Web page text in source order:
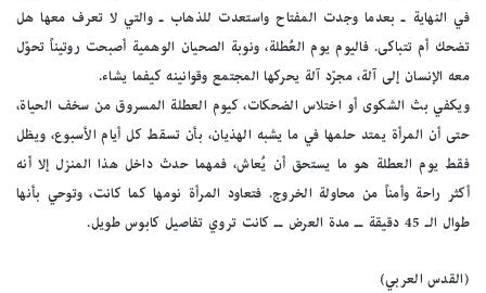
في النهاية ـ بعدما وجدت المفتاح واستعدت للذهاب ـ والتي لا تعرف معها هل
تضحك أم تتباكى. فاليوم يوم العُطلة، ونوبة الصحيان الوهمية أصبحت روتيناً تحوّل
معه الإنسان إلى آلة، مجرّد آلة يحركها المجتمع وقوانينه كيفما يشاء.
ويكفي بث الشكوى أو اختلاس الضحكات، كيوم العطلة المسروق من سخف الحياة،
حتى أن المرأة يمتد حلمها في ما يشبه الهذيان، بأن تسقط كل أيام الأسبوع، ويظل
فقط يوم العطلة هو ما يستحق أن يُعاش، فمهما حدث داخل هذا المنزل إلا أنه
أكثر راحة وأمناً من محاولة الخروج. فتعاود المرأة نومها كما كانت، وتوحي بأنها
طوال الـ 45 دقيقة ــ مدة العرض ــ كانت تروي تفاصيل كابوس طويل.
(القدس العربي)